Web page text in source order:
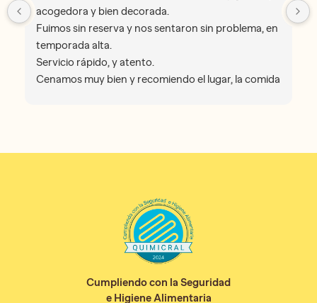
acogedora y bien decorada.
Fuimos sin reserva y nos sentaron sin problema, en
temporada alta.
Servicio rápido, y atento.
Cenamos muy bien y recomiendo el lugar, la comida
Cumpliendo con la Seguridad
e Higiene Alimentaria